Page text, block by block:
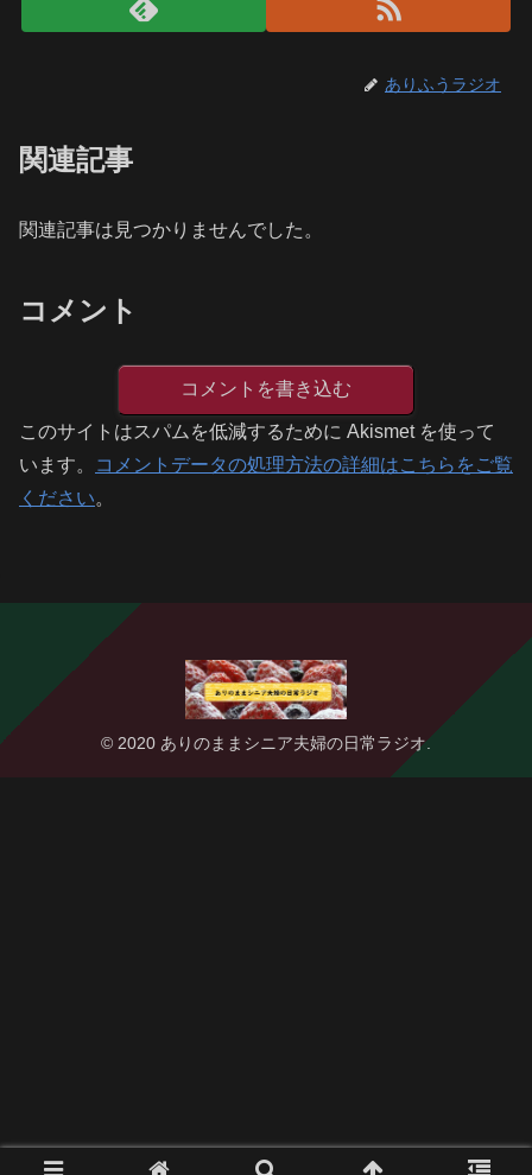
ありふうラジオ
関連記事
関連記事は見つかりませんでした。
コメント
コメントを書き込む
このサイトはスパムを低減するために Akismet を使って
います。
コメントデータの処理方法の詳細はこちらをご覧
ください。
© 2020 ありのままシニア夫婦の日常ラジオ.